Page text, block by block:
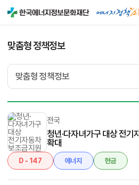
맞춤형 정책정보
맞춤형 정책정보
전국
청년·다자녀가구 대상 전기
확대
D - 147 에너지 현금